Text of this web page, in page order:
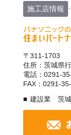
施工店情報
〒311-1703
住所：茨城県
電話：0291-
FAX：0291-
建設業 茨城